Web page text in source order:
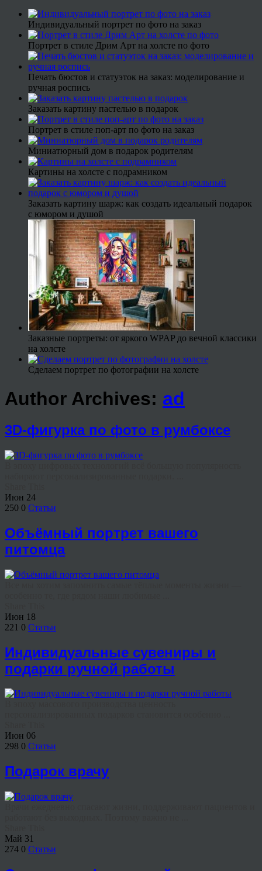
Индивидуальный портрет по фото на заказ
Портрет в стиле Дрим Арт на холсте по фото
Печать бюстов и статуэток на заказ: моделирование и
ручная роспись
Заказать картину пастелью в подарок
Портрет в стиле поп-арт по фото на заказ
Миниатюрный дом в подарок родителям
Картины на холсте с подрамником
Заказать картину шарж: как создать идеальный подарок
с юмором и душой
Заказные портреты: от яркого WPAP до вечной классики
на холсте
Сделаем портрет по фотографии на холсте
Author Archives: ad
3D-фигурка по фото в румбоксе
Июн 24
250 0 Статьи
Объёмный портрет вашего
питомца
Июн 18
221 0 Статьи
Индивидуальные сувениры и
подарки ручной работы
Июн 06
298 0 Статьи
Подарок врачу
Май 31
274 0 Статьи